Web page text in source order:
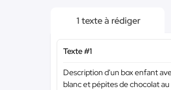
1 texte à rédiger
Texte #1
Description d'un box enfant
blanc et pépites de chocolat au